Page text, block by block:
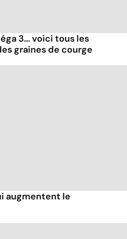
3... voici tous les
graines de courge
augmentent le